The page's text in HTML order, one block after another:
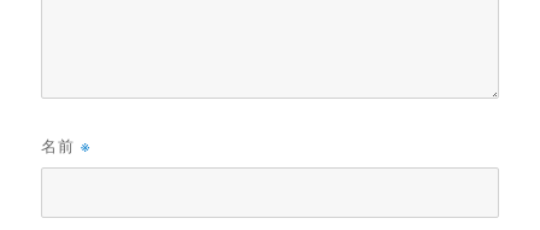
名前※